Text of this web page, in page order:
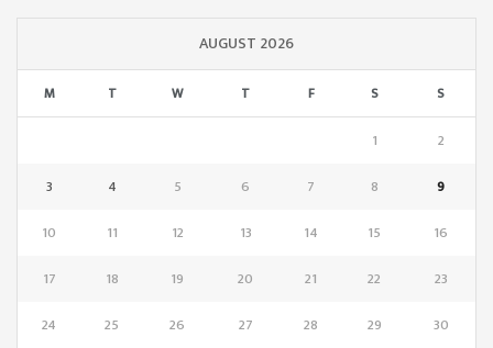
AUGUST 2026
M T W T F S S
1
2
3
4 5 6 7 8
9
10
11 12 13 14 15
16
17
18 19 20 21 22
23
24
25 26 27 28 29 30